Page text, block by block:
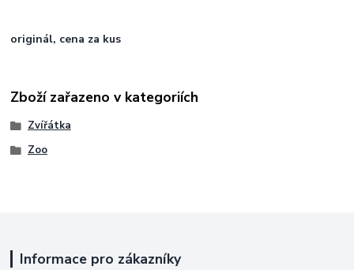
originál, cena za kus
Zboží zařazeno v kategoriích
Zvířátka
Zoo
Informace pro zákazníky